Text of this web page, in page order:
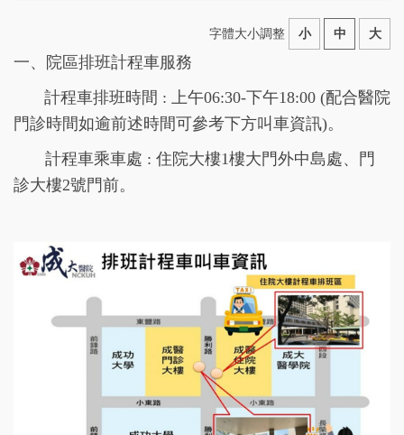
字體大小調整 小 中 大
一、院區排班計程車服務
計程車排班時間 : 上午06:30-下午18:00 (配合醫院
門診時間如逾前述時間可參考下方叫車資訊)。
計程車乘車處 : 住院大樓1樓大門外中島處、門
診大樓2號門前。